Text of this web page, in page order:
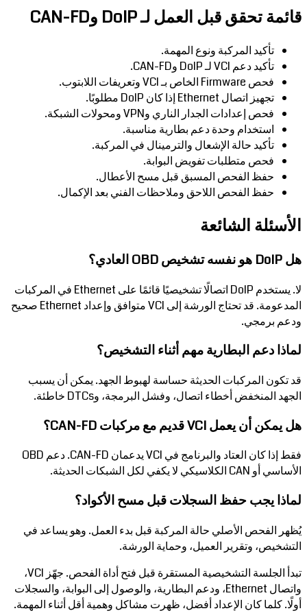
قائمة تحقق قبل العمل لـ DoIP وCAN-FD
تأكيد المركبة ونوع المهمة.
تأكيد دعم VCI لـ DoIP وCAN-FD.
فحص Firmware الخاص بـ VCI وتعريفات اللابتوب.
تجهيز اتصال Ethernet إذا كان DoIP مطلوبًا.
فحص إعدادات الجدار الناري وVPN ومحولات الشبكة.
استخدام وحدة دعم بطارية مناسبة.
تأكيد حالة الإشعال والترمينال في المركبة.
فحص متطلبات تفويض البوابة.
حفظ الفحص المسبق قبل مسح الأعطال.
حفظ الفحص اللاحق وملاحظات الفني بعد الإكمال.
الأسئلة الشائعة
هل DoIP هو نفسه تشخيص OBD العادي؟
لا. يستخدم DoIP اتصالًا تشخيصيًا قائمًا على Ethernet في المركبات
المدعومة. قد تحتاج الورشة إلى VCI متوافق وإعداد Ethernet صحيح
ودعم برمجي.
لماذا دعم البطارية مهم أثناء التشخيص؟
قد تكون المركبات الحديثة حساسة لهبوط الجهد. يمكن أن يسبب
الجهد المنخفض أخطاء اتصال، وفشل البرمجة، وDTCs خاطئة.
هل يمكن أن يعمل VCI قديم مع مركبات CAN-FD؟
فقط إذا كان العتاد والبرنامج في VCI يدعمان CAN-FD. دعم OBD
الأساسي أو CAN الكلاسيكي لا يكفي لكل الشبكات الحديثة.
لماذا يجب حفظ السجلات قبل مسح الأكواد؟
يُظهر الفحص الأصلي حالة المركبة قبل بدء العمل. وهو يساعد في
التشخيص، وتقرير العميل، وحماية الورشة.
تبدأ الجلسة التشخيصية المستقرة قبل فتح أداة الفحص. جهّز VCI،
واتصال Ethernet، ودعم البطارية، والوصول إلى البوابة، والسجلات
أولًا. كلما كان الإعداد أفضل، ظهرت مشاكل وهمية أقل أثناء المهمة.